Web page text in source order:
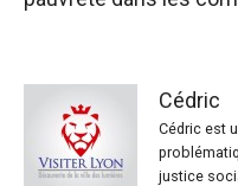
Cédric
Cédric est
justice